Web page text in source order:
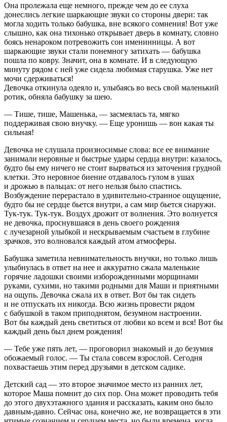
Она пролежала еще немного, прежде чем до ее слуха
донеслись легкие шаркающие звуки со стороны двери: так
могла ходить только бабушка, вне всякого сомнения! Вот уже
слышно, как она тихонько открывает дверь в комнату, словно
боясь ненароком потревожить сон именинницы. А вот
шаркающие звуки стали понемногу затихать — бабушка
пошла по ковру. Значит, она в комнате. И в следующую
минуту рядом с ней уже сидела любимая старушка. Уже нет
мочи сдерживаться!
Девочка откинула одеяло и, улыбаясь во весь свой маленький
ротик, обняла бабушку за шею.
— Тише, тише, Машенька, — засмеялась та, мягко
поддерживая свою внучку. — Еще уронишь — вон какая ты
сильная!
Девочка не слушала произносимые слова: все ее внимание
занимали неровные и быстрые удары сердца внутри: казалось,
будто бы ему ничего не стоит вырваться из заточения грудной
клетки. Это неровное биение отдавалось гулом в ушах
и дрожью в пальцах: от него нельзя было спастись.
Возбуждение перерастало в удивительно-странное ощущение,
будто бы не сердце бьется внутри, а сам мир бьется снаружи.
Тук-тук. Тук-тук. Воздух дрожит от волнения. Это волнуется
не девочка, проснувшаяся в день своего рождения
с лучезарной улыбкой и нескрываемым счастьем в глубине
зрачков, это волновался каждый атом атмосферы.
Бабушка заметила невнимательность внучки, но только лишь
улыбнулась в ответ на нее и аккуратно сжала маленькие
горячие ладошки своими изборожденными морщинами
руками, сухими, но такими родными для Маши и приятными
на ощупь. Девочка сжала их в ответ. Вот бы так сидеть
и не отпускать их никогда. Всю жизнь провести рядом
с бабушкой в таком приподнятом, безумном настроении.
Вот бы каждый день светиться от любви ко всем и вся! Вот бы
каждый день был днем рождения!
— Тебе уже пять лет, — проговорил знакомый и до безумия
обожаемый голос. — Ты стала совсем взрослой. Сегодня
похвастаешь этим перед друзьями в детском садике.
Детский сад — это второе значимое место из ранних лет,
которое Маша помнит до сих пор. Она может проводить тебя
до этого двухэтажного здания и рассказать, каким оно было
давным-давно. Сейчас она, конечно же, не возвращается в эти